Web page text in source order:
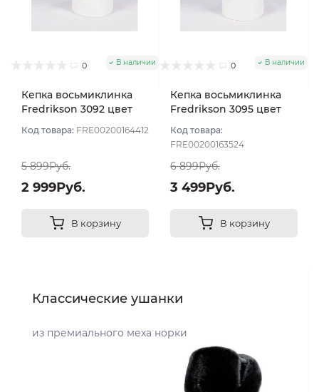
0 В наличии
Кепка восьмиклинка
Fredrikson 3092 цвет
58
Код товара: FRE00200164412
5 899Руб.
2 999Руб.
В корзину
0 В наличии
Кепка восьмиклинка
Fredrikson 3095 цвет
Код товара:
FRE00200163524
6 899Руб.
3 499Руб.
В корзину
Классические ушанки
из премиального меха норки